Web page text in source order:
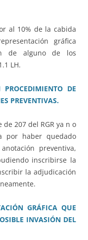
al 10% de la cabida
gráfica
de alguno de los
LH.
DE
PREVENTIVAS.
207 del RGR ya n o
por haber quedado
preventiva,
inscribirse la
la adjudicación
GRÁFICA QUE
INVASIÓN DEL